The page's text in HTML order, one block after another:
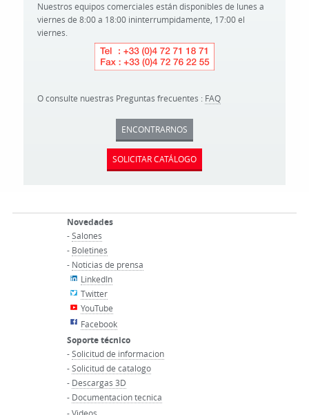
Nuestros equipos comerciales están disponibles de lunes a
viernes de 8:00 a 18:00 ininterrumpidamente, 17:00 el
viernes.
O consulte nuestras Preguntas frecuentes : FAQ
ENCONTRARNOS
SOLICITAR CATÁLOGO
Novedades
-Salones
- Boletines
- Noticias de prensa
LinkedIn
Twitter
YouTube
Facebook
Soporte técnico
-Solicitud de informacion
-Solicitud de catalogo
- Descargas 3D
- Documentacion tecnica